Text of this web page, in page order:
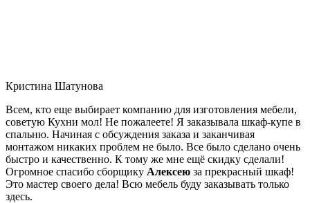
Кристина Шатунова
Всем, кто еще выбирает компанию для изготовления мебели,
советую Кухни мол! Не пожалеете! Я заказывала шкаф-купе в
спальню. Начиная с обсуждения заказа и заканчивая
монтажом никаких проблем не было. Все было сделано очень
быстро и качественно. К тому же мне ещё скидку сделали!
Огромное спасибо сборщику Алексею за прекрасный шкаф!
Это мастер своего дела! Всю мебель буду заказывать только
здесь.